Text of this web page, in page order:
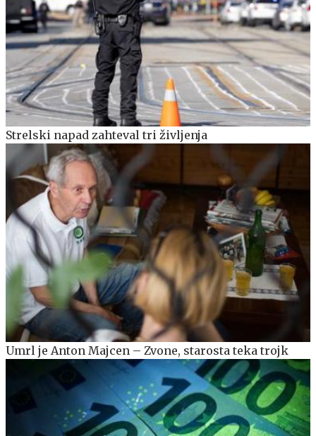
Strelski napad zahteval tri življenja
Umrl je Anton Majcen – Zvone, starosta teka trojk